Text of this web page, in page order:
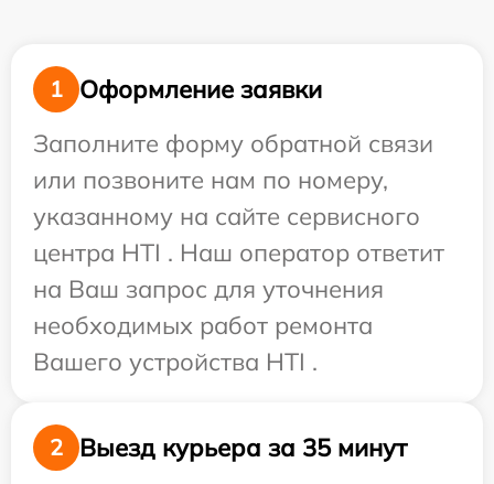
1
Оформление заявки
Заполните форму обратной связи
или позвоните нам по номеру,
указанному на сайте сервисного
центра HTI . Наш оператор ответит
на Ваш запрос для уточнения
необходимых работ ремонта
Вашего устройства HTI .
2 Выезд курьера за 35 минут